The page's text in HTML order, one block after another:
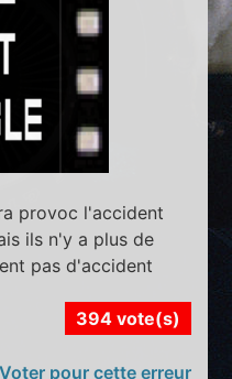
provoc l'accident
ils n'y a plus de
pas d'accident
394 vote(s)
Voter pour cette erreur